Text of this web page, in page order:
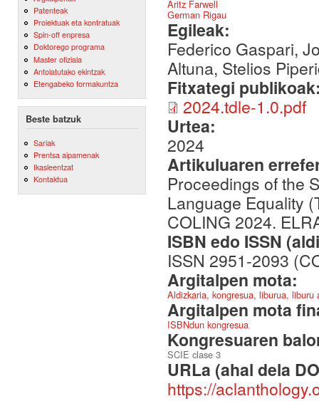
Patenteak
Proiektuak eta kontratuak
Spin-off enpresa
Doktorego programa
Master ofiziala
Antolatutako ekintzak
Etengabeko formakuntza
Beste batzuk
Sariak
Prentsa aipamenak
Ikasleentzat
Kontaktua
Aritz Farwell
German Rigau
Egileak:
Federico Gaspari,
Altuna, Stelios
Fitxategi
2024.tdle-1.0.pdf
Urtea:
2024
Artikuluaren
Proceedings of the
Language Equality
COLING 2024.
ISBN edo ISSN
ISSN 2951-2093
Argitalpen mota:
Aldizkaria, kongresua, liburua,
Argitalpen mota
ISBNdun kongresua
Kongresuaren
SCIE clase 3
URLa (ahal dela
https://